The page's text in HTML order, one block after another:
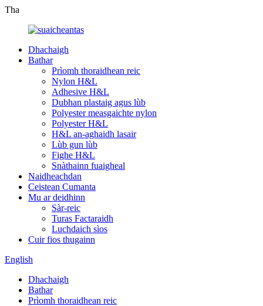
Tha
Dhachaigh
Bathar
Prìomh thoraidhean reic
Nylon H&L
Adhesive H&L
Dubhan plastaig agus lùb
Polyester measgaichte nylon
Polyester H&L
H&L an-aghaidh lasair
Lùb gun lùb
Fighe H&L
Snàthainn fuaigheal
Naidheachdan
Ceistean Cumanta
Mu ar deidhinn
Sàr-reic
Turas Factaraidh
Luchdaich sìos
Cuir fios thugainn
English
Dhachaigh
Bathar
Prìomh thoraidhean reic